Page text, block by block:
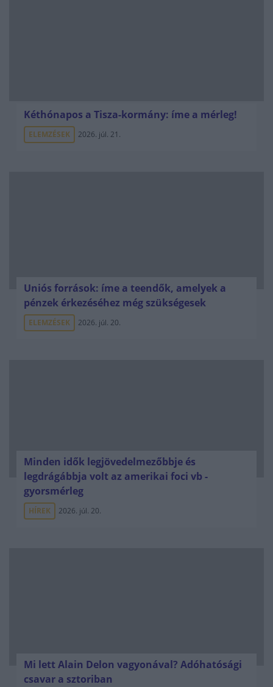
Kéthónapos a Tisza-kormány: íme a mérleg!
ELEMZÉSEK 2026. júl. 21.
Uniós források: íme a teendők, amelyek a
pénzek érkezéséhez még szükségesek
ELEMZÉSEK 2026. júl. 20.
Minden idők legjövedelmezőbbje és
legdrágábbja volt az amerikai foci vb -
gyorsmérleg
HÍREK 2026. júl. 20.
Mi lett Alain Delon vagyonával? Adóhatósági
csavar a sztoriban